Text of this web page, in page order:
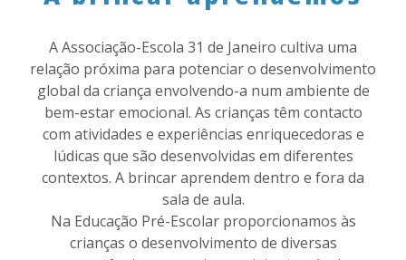
A Associação-Escola 31 de Janeiro cultiva uma
relação próxima para potenciar o desenvolvimento
global da criança envolvendo-a num ambiente de
bem-estar emocional. As crianças têm contacto
com atividades e experiências enriquecedoras e
lúdicas que são desenvolvidas em diferentes
contextos. A brincar aprendem dentro e fora da
sala de aula.
Na Educação Pré-Escolar proporcionamos às
crianças o desenvolvimento de diversas